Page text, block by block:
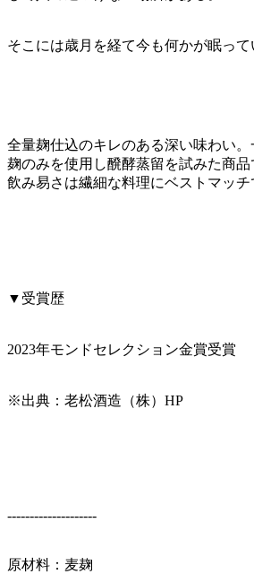
そこには歳月を経て今も何かが眠って
全量麹仕込のキレのある深い味わい
麹のみを使用し醗酵蒸留を試みた商
飲み易さは繊細な料理にベストマッチ
▼受賞歴
2023年モンドセレクション金賞受賞
※出典：老松酒造（株）HP
--------------------
原材料：麦麹